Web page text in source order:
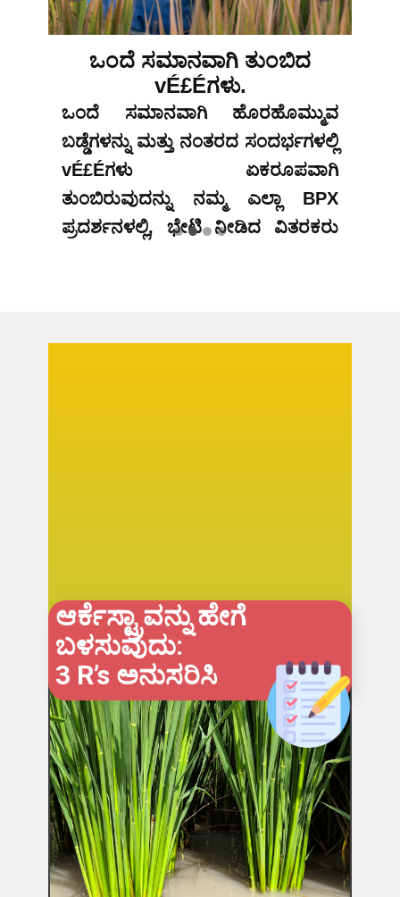
ಒಂದೆ ಸಮಾನವಾಗಿ ತುಂಬಿದ
vÉ£Éಗಳು.
ಒಂದೆ ಸಮಾನವಾಗಿ ಹೊರಹೊಮ್ಮುವ
ಬಡ್ಡೆಗಳನ್ನು ಮತ್ತು ನಂತರದ ಸಂದರ್ಭಗಳಲ್ಲಿ
vÉ£Éಗಳು ಏಕರೂಪವಾಗಿ
ತುಂಬಿರುವುದನ್ನು ನಮ್ಮ ಎಲ್ಲಾ BPX
ಪ್ರದರ್ಶನಳಲ್ಲಿ, ಭೇಟಿ ನೀಡಿದ ವಿತರಕರು
ನಿರ್ಧಾರವನ್ನು ಸುಲಭವಾಗಿ ಮಾಡಬಹುದು
ಆರ್ಕೆಸ್ಟ್ರಾವನ್ನು ಹೇಗೆ
ಬಳಸುವುದು:
3 R’s ಅನುಸರಿಸಿ